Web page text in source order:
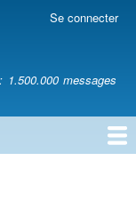
Se connecter
1.500.000 messages